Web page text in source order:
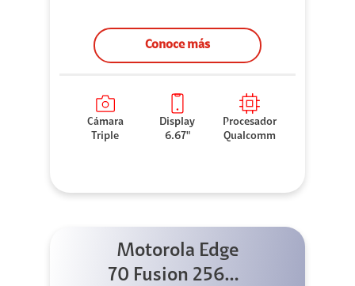
Conoce más
Cámara
Triple
Display
6.67"
Procesador
Qualcomm
Motorola Edge
70 Fusion 256GB